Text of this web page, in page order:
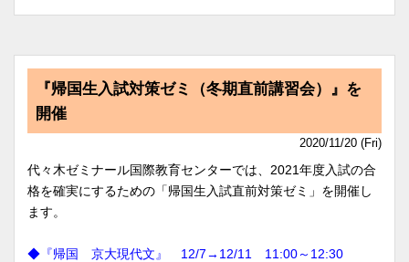
『帰国生入試対策ゼミ（冬期直前講習会）』を
開催
2020/11/20 (Fri)
代々木ゼミナール国際教育センターでは、2021年度入試の合
格を確実にするための「帰国生入試直前対策ゼミ」を開催し
ます。
◆『帰国 京大現代文』 12/7→12/11 11:00～12:30